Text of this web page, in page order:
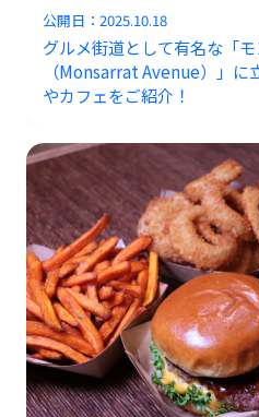
公開日：2025.10.18
グルメ街道として有名な「
（Monsarrat Avenue）」
やカフェをご紹介！